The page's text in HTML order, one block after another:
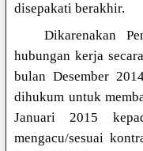
disepakati berakhir.
Dikarenakan
hubungan kerja
bulan Desember
dihukum untuk
Januari 2015
mengacu/sesuai